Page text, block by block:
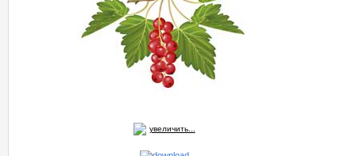
увеличить...